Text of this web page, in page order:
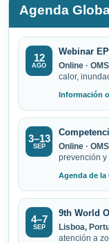
Agenda
12
AGO
Webinar
Online ·
calor,
Información
3–13
SEP Online ·
prevención y
Agenda de la
4–7
SEP
9th World
Lisboa,
atención a